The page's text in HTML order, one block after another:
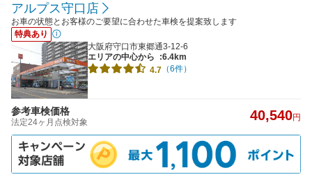
アルプス守口店
お車の状態とお客様のご要望に合わせた車検を提案致します
特典あり
大阪府守口市東郷通3-12-6
エリアの中心から
:6.4km
4.7 （6件）
参考車検価格
法定24ヶ月点検対象 40,540円